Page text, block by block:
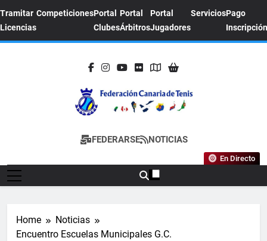
Tramitar
Licencias
CompeticionesPortal
Clubes
Portal
Árbitros
Portal
Jugadores
ServiciosPago
Inscripción
FEDERACION
CANARIA DE
TENIS
Sitio Oficial De La Federación Canaria De
FEDERARSE NOTICIAS
En Directo
Home
Noticias
Encuentro Escuelas Municipales G.C.